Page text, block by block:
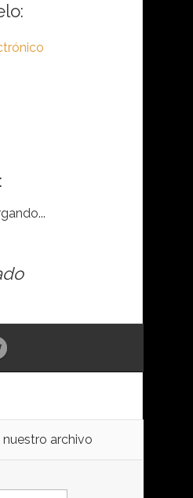
nuestro archivo